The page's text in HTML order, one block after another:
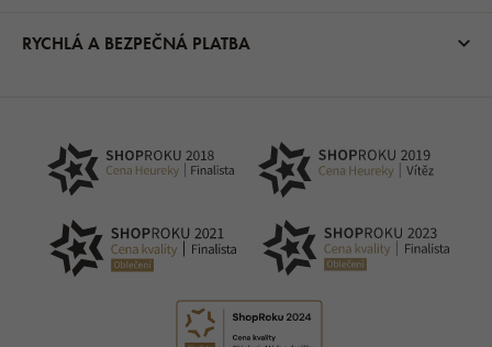
RYCHLÁ A BEZPEČNÁ PLATBA